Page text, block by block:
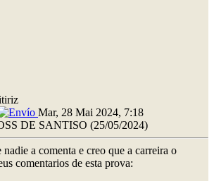
Mar, 28 Mai 2024, 7:18
DE SANTISO (25/05/2024)
a comenta e creo que a carreira o
comentarios de esta prova: